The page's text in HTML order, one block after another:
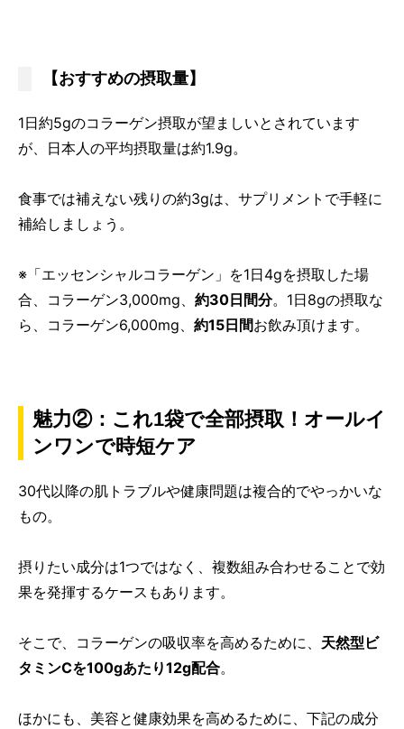
【おすすめの摂取量】
1日約5gのコラーゲン摂取が望ましいとされています
が、日本人の平均摂取量は約1.9g。
食事では補えない残りの約3gは、サプリメントで手軽に
補給しましょう。
※「エッセンシャルコラーゲン」を1日4gを摂取した場
合、コラーゲン3,000mg、 約30日間分。1日8gの摂取な
ら、コラーゲン6,000mg、 約15日間お飲み頂けます。
魅力②：これ1袋で全部摂取！オールイ
ンワンで時短ケア
30代以降の肌トラブルや健康問題は複合的でやっかいな
もの。
摂りたい成分は1つではなく、複数組み合わせることで効
果を発揮するケースもあります。
そこで、コラーゲンの吸収率を高めるために、 天然型ビ
タミンCを100gあたり12g配合。
ほかにも、美容と健康効果を高めるために、下記の成分